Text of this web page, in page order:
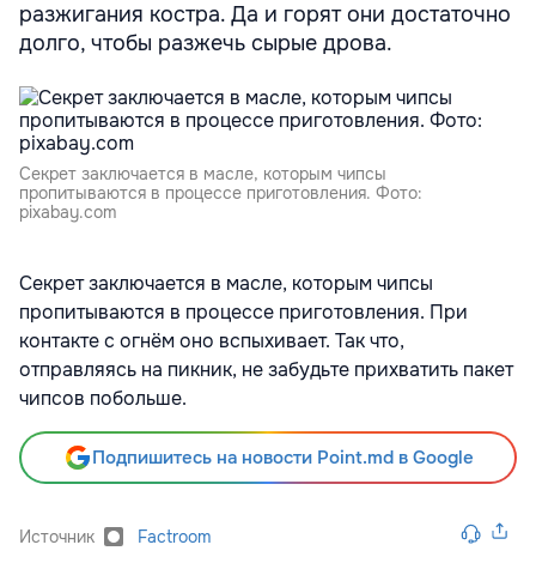
разжигания костра. Да и горят они достаточно
долго, чтобы разжечь сырые дрова.
Секрет заключается в масле, которым чипсы
пропитываются в процессе приготовления. Фото:
pixabay.com
Секрет заключается в масле, которым чипсы
пропитываются в процессе приготовления. При
контакте с огнём оно вспыхивает. Так что,
отправляясь на пикник, не забудьте прихватить пакет
чипсов побольше.
Подпишитесь на новости Point.md в Google
Источник Factroom